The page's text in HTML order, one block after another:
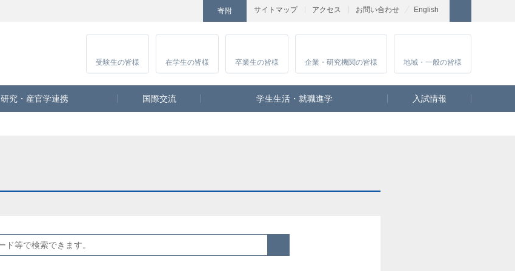
サイトマップ アクセス お問い合わせ
寄附 English
Instagram
受験生の皆様 在学生の皆様 卒業生の皆様 企業・研究機関の皆様 地域・一般の皆様
研究・産官学連携 国際交流 学生生活・就職進学 入試情報